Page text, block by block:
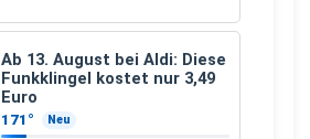
Ab 13. August bei Aldi: Diese
Funkklingel kostet nur 3,49
Euro
171° Neu